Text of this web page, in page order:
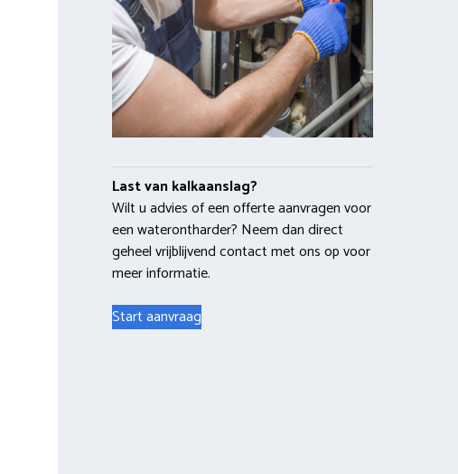
Last van kalkaanslag?
Wilt u advies of een offerte aanvragen voor
een waterontharder? Neem dan direct
geheel vrijblijvend contact met ons op voor
meer informatie.
Start aanvraag